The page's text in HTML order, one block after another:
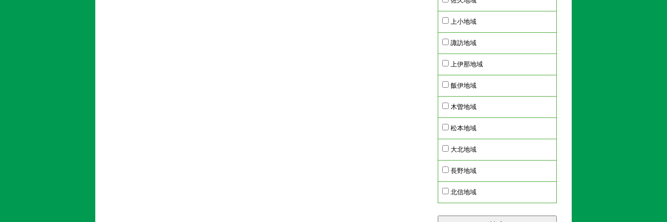
上小地域
諏訪地域
上伊那地域
飯伊地域
木曽地域
松本地域
大北地域
長野地域
北信地域